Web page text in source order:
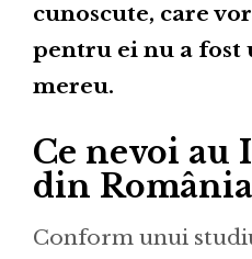
cunoscute, care
pentru ei nu a fost
mereu.
Ce nevoi
din România
Conform unui